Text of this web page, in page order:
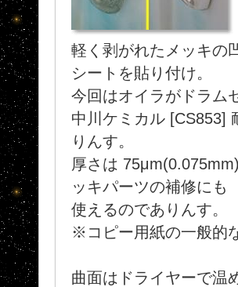
軽く剥がれたメッキの
シートを貼り付け。
今回はオイラがドラム
中川ケミカル [CS853]
りんす。
厚さは
ッキパーツの補修にも
使えるのでありんす。
※コピー用紙の一般的
曲面はドライヤーで温